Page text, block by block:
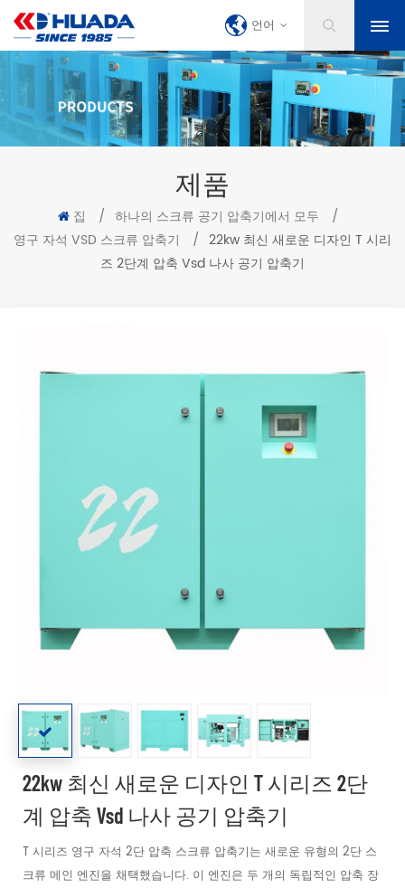
언어
제품
집 / 하나의 스크류 공기 압축기에서 모두
/
영구 자석 VSD 스크류 압축기
/ 22kw 최신 새로운 디자인 T 시리
즈 2단계 압축 Vsd 나사 공기 압축기
22kw 최신 새로운 디자인 T 시리즈 2단
계 압축 Vsd 나사 공기 압축기
T 시리즈 영구 자석 2단 압축 스크류 압축기는 새로운 유형의 2단 스
크류 메인 엔진을 채택했습니다. 이 엔진은 두 개의 독립적인 압축 장